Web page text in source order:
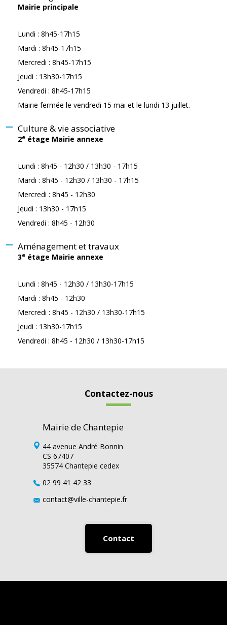
Mairie principale
Lundi : 8h45-17h15
Mardi : 8h45-17h15
Mercredi : 8h45-17h15
Jeudi : 13h30-17h15
Vendredi : 8h45-17h15
Mairie fermée le vendredi 15 mai et le lundi 13 juillet.
Culture & vie associative
2e étage Mairie annexe
Lundi : 8h45 - 12h30 / 13h30 - 17h15
Mardi : 8h45 - 12h30 / 13h30 - 17h15
Mercredi : 8h45 - 12h30
Jeudi : 13h30 - 17h15
Vendredi : 8h45 - 12h30
Aménagement et travaux
3e étage Mairie annexe
Lundi : 8h45 - 12h30 / 13h30-17h15
Mardi : 8h45 - 12h30
Mercredi : 8h45 - 12h30 / 13h30-17h15
Jeudi : 13h30-17h15
Vendredi : 8h45 - 12h30 / 13h30-17h15
Contactez-nous
Mairie de Chantepie
44 avenue André Bonnin
CS 67407
35574 Chantepie cedex
02 99 41 42 33
contact@ville-chantepie.fr
Contact